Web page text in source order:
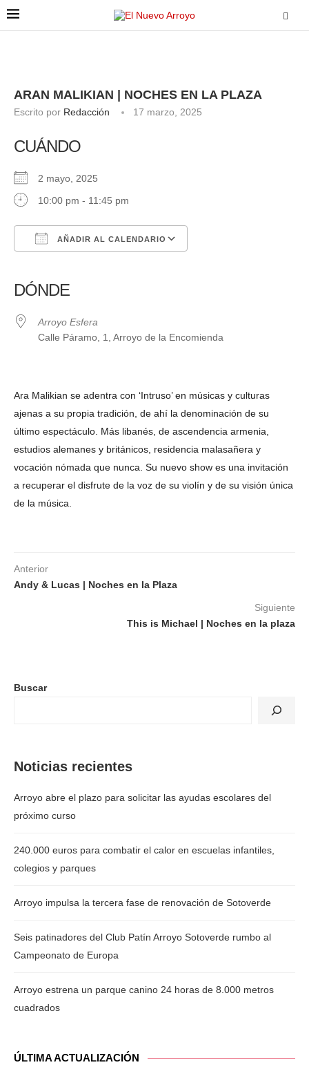
ARAN MALIKIAN | NOCHES EN LA PLAZA
Escrito por Redacción 17 marzo, 2025
CUÁNDO
2 mayo, 2025
10:00 pm - 11:45 pm
AÑADIR AL CALENDARIO
DÓNDE
Arroyo Esfera
Calle Páramo, 1, Arroyo de la Encomienda
Ara Malikian se adentra con ‘Intruso’ en músicas y culturas
ajenas a su propia tradición, de ahí la denominación de su
último espectáculo. Más libanés, de ascendencia armenia,
estudios alemanes y británicos, residencia malasañera y
vocación nómada que nunca. Su nuevo show es una invitación
a recuperar el disfrute de la voz de su violín y de su visión única
de la música.
Anterior
Andy & Lucas | Noches en la Plaza
Siguiente
This is Michael | Noches en la plaza
Buscar
Noticias recientes
Arroyo abre el plazo para solicitar las ayudas escolares del
próximo curso
240.000 euros para combatir el calor en escuelas infantiles,
colegios y parques
Arroyo impulsa la tercera fase de renovación de Sotoverde
Seis patinadores del Club Patín Arroyo Sotoverde rumbo al
Campeonato de Europa
Arroyo estrena un parque canino 24 horas de 8.000 metros
cuadrados
ÚLTIMA ACTUALIZACIÓN